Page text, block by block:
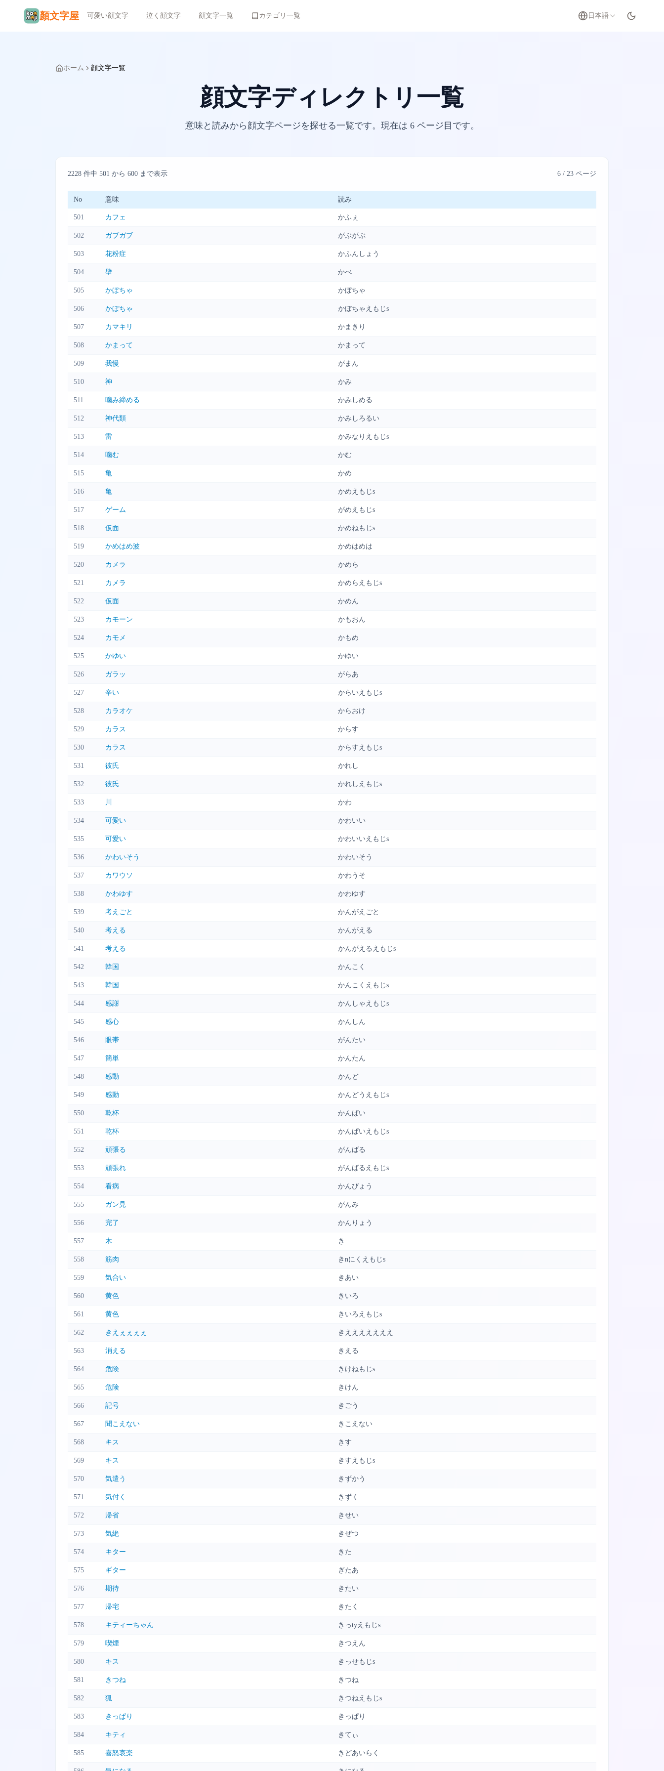
顏文字屋 可愛い顔文字 泣く顔文字 顔文字一覧 カテゴリ一覧 日本語
ホーム 顔文字一覧
顔文字ディレクトリ一覧
意味と読みから顔文字ページを探せる一覧です。現在は 6ページ目です。
2228 件中 501 から 600 まで表示 6 / 23 ページ
No 意味 読み
501 カフェ かふぇ
502 ガブガブ がぶがぶ
503 花粉症 かふんしょう
504 壁 かべ
505 かぼちゃ かぼちゃ
506 かぼちゃ かぼちゃえもじs
507 カマキリ かまきり
508 かまって かまって
509 我慢 がまん
510 神 かみ
511 噛み締める かみしめる
512 神代類 かみしろるい
513 雷 かみなりえもじs
514 噛む かむ
515 亀 かめ
516 亀 かめえもじs
517 ゲーム がめえもじs
518 仮面 かめねもじs
519 かめはめ波 かめはめは
520 カメラ かめら
521 カメラ かめらえもじs
522 仮面 かめん
523 カモーン かもおん
524 カモメ かもめ
525 かゆい かゆい
526 ガラッ がらあ
527 辛い からいえもじs
528 カラオケ からおけ
529 カラス からす
530 カラス からすえもじs
531 彼氏 かれし
532 彼氏 かれしえもじs
533 川 かわ
534 可愛い かわいい
535 可愛い かわいいえもじs
536 かわいそう かわいそう
537 カワウソ かわうそ
538 かわゆす かわゆす
539 考えごと かんがえごと
540 考える かんがえる
541 考える かんがえるえもじs
542 韓国 かんこく
543 韓国 かんこくえもじs
544 感謝 かんしゃえもじs
545 感心 かんしん
546 眼帯 がんたい
547 簡単 かんたん
548 感動 かんど
549 感動 かんどうえもじs
550 乾杯 かんぱい
551 乾杯 かんぱいえもじs
552 頑張る がんばる
553 頑張れ がんばるえもじs
554 看病 かんびょう
555 ガン見 がんみ
556 完了 かんりょう
557 木 き
558 筋肉 きnにくえもじs
559 気合い きあい
560 黄色 きいろ
561 黄色 きいろえもじs
562 きえぇぇぇぇ きえええええええ
563 消える きえる
564 危険 きけねもじs
565 危険 きけん
566 記号 きごう
567 聞こえない きこえない
568 キス きす
569 キス きすえもじs
570 気遣う きずかう
571 気付く きずく
572 帰省 きせい
573 気絶 きぜつ
574 キター きた
575 ギター ぎたあ
576 期待 きたい
577 帰宅 きたく
578 キティーちゃん きっtyえもじs
579 喫煙 きつえん
580 キス きっせもじs
581 きつね きつね
582 狐 きつねえもじs
583 きっぱり きっぱり
584 キティ きてぃ
585 喜怒哀楽 きどあいらく